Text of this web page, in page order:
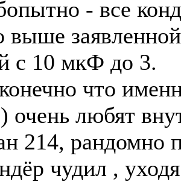
- все
выше
с 10 мкФ до 3.
что
очень любят
214, рандомно
чудил ,